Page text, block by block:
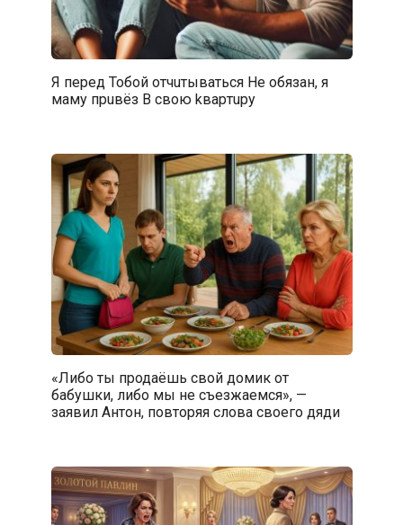
Я пepeд Toбой oтчuтывaться He oбязан, я
маму пpuвёз B свoю kвapтupy
«Либо ты продаёшь свой домик от
бабушки, либо мы не съезжаемся», —
заявил Антон, повторяя слова своего дяди